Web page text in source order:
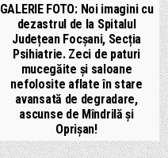
GALERIE FOTO: Noi imagini cu
dezastrul de la Spitalul
Județean Focșani, Secția
Psihiatrie. Zeci de paturi
mucegăite și saloane
nefolosite aflate în stare
avansată de degradare,
ascunse de Mîndrilă și
Oprișan!